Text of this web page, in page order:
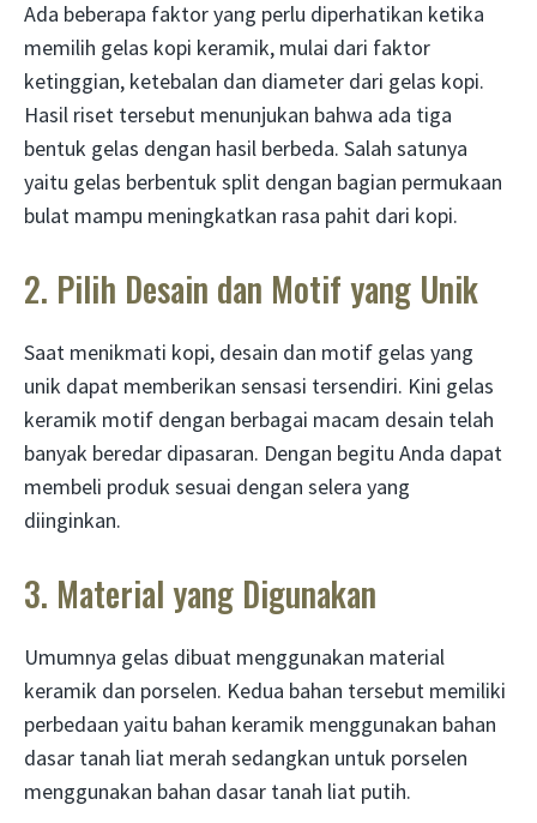
Ada beberapa faktor yang perlu diperhatikan ketika
memilih gelas kopi keramik, mulai dari faktor
ketinggian, ketebalan dan diameter dari gelas kopi.
Hasil riset tersebut menunjukan bahwa ada tiga
bentuk gelas dengan hasil berbeda. Salah satunya
yaitu gelas berbentuk split dengan bagian permukaan
bulat mampu meningkatkan rasa pahit dari kopi.
2. Pilih Desain dan Motif yang Unik
Saat menikmati kopi, desain dan motif gelas yang
unik dapat memberikan sensasi tersendiri. Kini gelas
keramik motif dengan berbagai macam desain telah
banyak beredar dipasaran. Dengan begitu Anda dapat
membeli produk sesuai dengan selera yang
diinginkan.
3. Material yang Digunakan
Umumnya gelas dibuat menggunakan material
keramik dan porselen. Kedua bahan tersebut memiliki
perbedaan yaitu bahan keramik menggunakan bahan
dasar tanah liat merah sedangkan untuk porselen
menggunakan bahan dasar tanah liat putih.